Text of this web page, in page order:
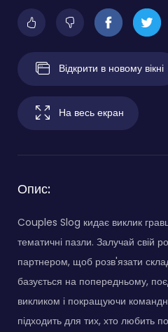
Відкрити в новому вікні
На весь екран
Опис:
Couples Slog кидає виклик
тематичні пазли. Залучай свій
партнером, щоб розв'язати
базується на попередньому,
викликом і покращуючи
підходить для тих, хто любить